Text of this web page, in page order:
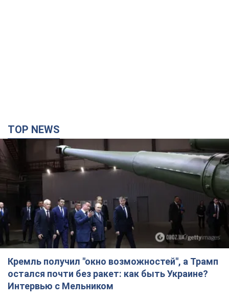
TOP NEWS
Кремль получил "окно возможностей", а Трамп
остался почти без ракет: как быть Украине?
Интервью с Мельником